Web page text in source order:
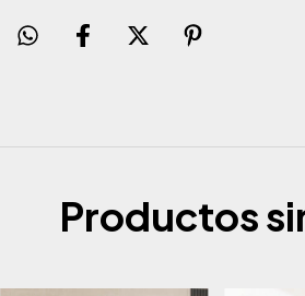
Productos